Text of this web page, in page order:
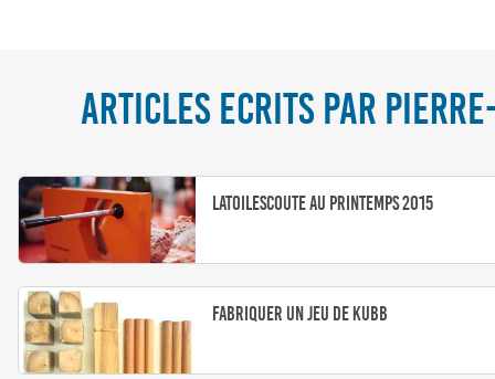
ARTICLES ECRITS PAR
LaToileScoute au Printemps 2015
Fabriquer un jeu de Kubb